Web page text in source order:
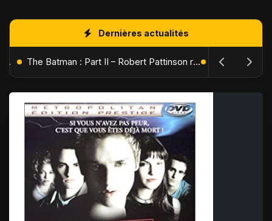
Dernières actualités
L'Âge de Glace : Le Réveil du Volcan – Manny, Sid et Diego de retour pour une aventure explosive The Batman : Part II – Robert Pattinson replonge dans les ténèbres de Gotham dès octobre 2027